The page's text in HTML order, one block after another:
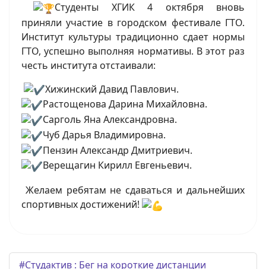
Студенты ХГИК 4 октября вновь
приняли участие в городском фестивале ГТО.
Институт культуры традиционно сдает нормы
ГТО, успешно выполняя нормативы. В этот раз
честь института отстаивали:
Хижинский Давид Павлович.
Растощенова Дарина Михайловна.
Сарголь Яна Александровна.
Чуб Дарья Владимировна.
Пензин Александр Дмитриевич.
Верещагин Кирилл Евгеньевич.
Желаем ребятам не сдаваться и дальнейших
спортивных достижений!
#Студактив : Бег на короткие дистанции